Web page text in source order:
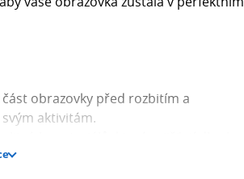
obrazovky před rozbitím a
aktivitám.